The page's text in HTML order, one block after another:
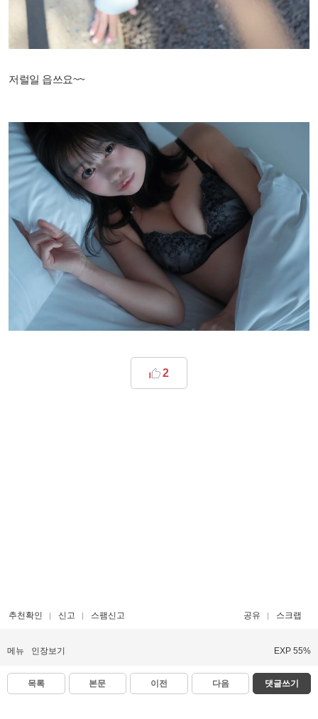
저럴일 읍쓰요~~
2
추천확인 신고 스팸신고 공유 스크랩
메뉴 인장보기 EXP 55%
목록 본문 이전 다음 댓글쓰기